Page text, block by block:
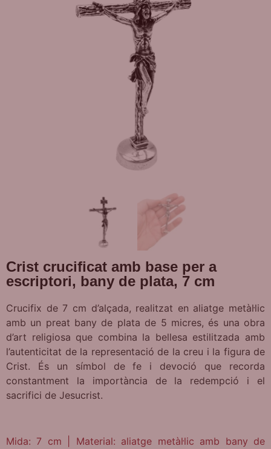
Crist crucificat amb base per a
escriptori, bany de plata, 7 cm
Crucifix de 7 cm d’alçada, realitzat en aliatge metàl·lic
amb un preat bany de plata de 5 micres, és una obra
d’art religiosa que combina la bellesa estilitzada amb
l’autenticitat de la representació de la creu i la figura de
Crist. És un símbol de fe i devoció que recorda
constantment la importància de la redempció i el
sacrifici de Jesucrist.
Mida: 7 cm | Material: aliatge metàl·lic amb bany de